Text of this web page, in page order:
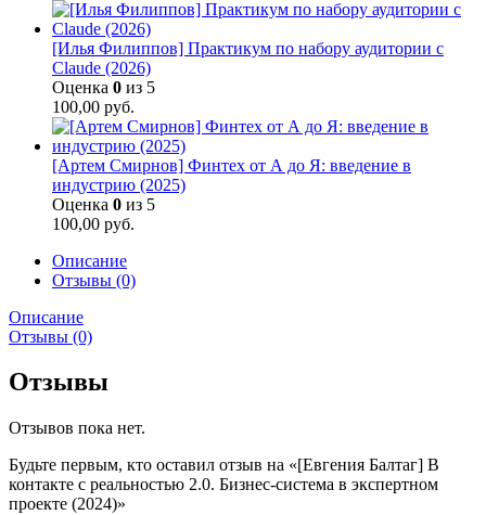
[Илья Филиппов] Практикум по набору аудитории с
Claude (2026)
Оценка 0 из 5
100,00 руб.
[Артем Смирнов] Финтех от А до Я: введение в
индустрию (2025)
Оценка 0 из 5
100,00 руб.
Описание
Отзывы (0)
Описание
Отзывы (0)
Отзывы
Отзывов пока нет.
Будьте первым, кто оставил отзыв на «[Евгения Балтаг] В
контакте с реальностью 2.0. Бизнес-система в экспертном
проекте (2024)»